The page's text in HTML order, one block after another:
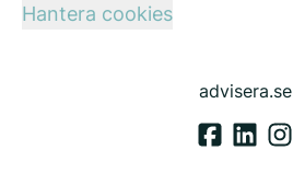
Hantera cookies
advisera.se